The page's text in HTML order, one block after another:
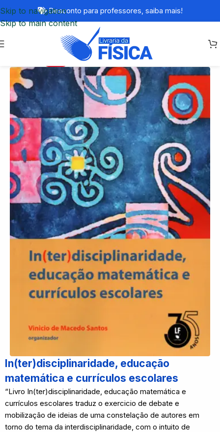
Skip to navigation
Skip to main content
Desconto para professores, saiba mais!
In(ter)disciplinaridade, educação
matemática e currículos escolares
“Livro In(ter)disciplinaridade, educação matemática e
currículos escolares traduz o exercicio de debate e
mobilização de ideias de uma constelação de autores em
torno do tema da interdisciplinaridade, com o intuito de